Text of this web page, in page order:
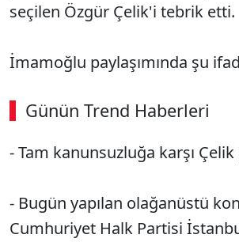
seçilen Özgür Çelik'i tebrik etti.
İmamoğlu paylaşımında şu
Günün Trend Haberleri
00:02 / 08:43
- Tam kanunsuzluğa karşı
- Bugün yapılan olağanüstü
Cumhuriyet Halk Partisi